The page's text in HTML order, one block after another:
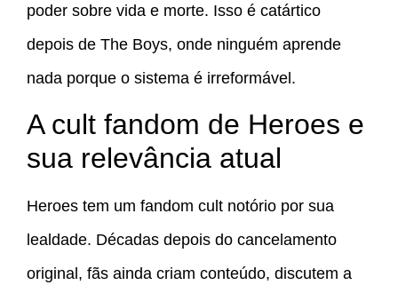
poder sobre vida e morte. Isso é catártico
depois de The Boys, onde ninguém aprende
nada porque o sistema é irreformável.
A cult fandom de Heroes e
sua relevância atual
Heroes tem um fandom cult notório por sua
lealdade. Décadas depois do cancelamento
original, fãs ainda criam conteúdo, discutem a